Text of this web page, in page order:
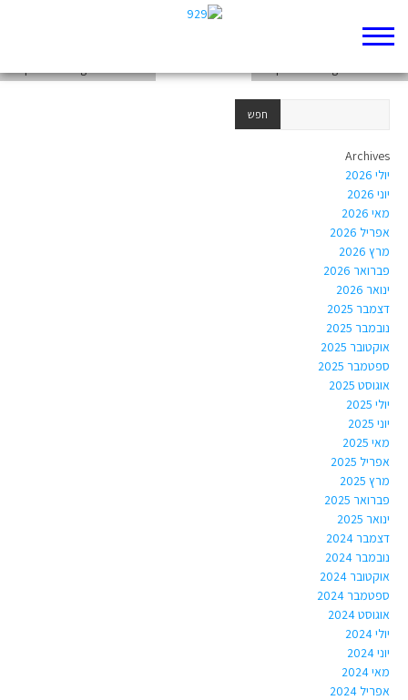
Archives
יולי 2026
יוני 2026
מאי 2026
אפריל 2026
מרץ 2026
פברואר 2026
ינואר 2026
דצמבר 2025
נובמבר 2025
אוקטובר 2025
ספטמבר 2025
אוגוסט 2025
יולי 2025
יוני 2025
מאי 2025
אפריל 2025
מרץ 2025
פברואר 2025
ינואר 2025
דצמבר 2024
נובמבר 2024
אוקטובר 2024
ספטמבר 2024
אוגוסט 2024
יולי 2024
יוני 2024
מאי 2024
אפריל 2024